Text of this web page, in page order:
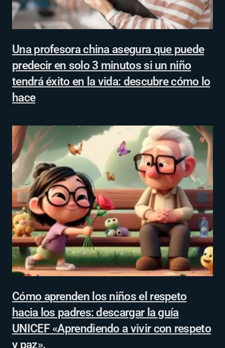
Una profesora china asegura que puede
predecir en solo 3 minutos si un niño
tendrá éxito en la vida: descubre cómo lo
hace
Cómo aprenden los niños el respeto
hacia los padres: descargar la guía
UNICEF «Aprendiendo a vivir con respeto
y paz».